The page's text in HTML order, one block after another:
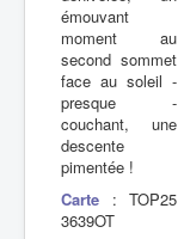
émouvant
moment au
second sommet
face au soleil -
presque -
couchant, une
descente
pimentée !
Carte : TOP25
3639OT